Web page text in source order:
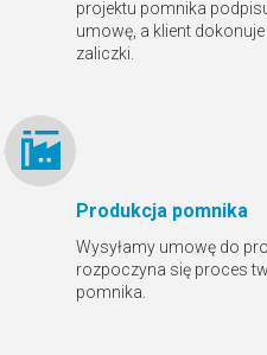
projektu pomnika
umowę, a klient dokonuje
zaliczki.
Produkcja pomnika
Wysyłamy umowę do
rozpoczyna się proces
pomnika.